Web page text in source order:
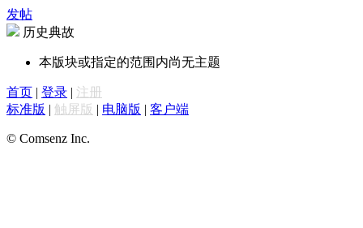
发帖
历史典故
本版块或指定的范围内尚无主题
首页 | 登录 | 注册
标准版 | 触屏版 | 电脑版 | 客户端
© Comsenz Inc.